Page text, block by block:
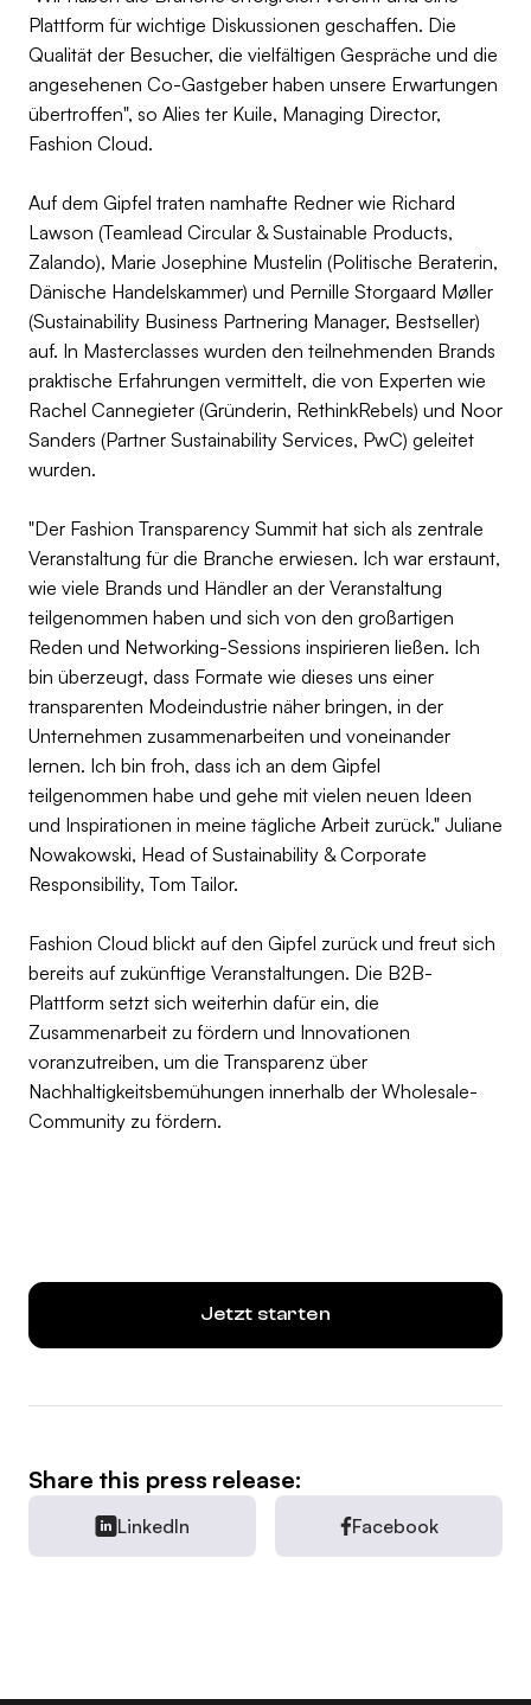
Plattform für wichtige Diskussionen geschaffen. Die
Qualität der Besucher, die vielfältigen Gespräche und die
angesehenen Co-Gastgeber haben unsere Erwartungen
übertroffen", so Alies ter Kuile, Managing Director,
Fashion Cloud.
Auf dem Gipfel traten namhafte Redner wie Richard
Lawson (Teamlead Circular & Sustainable Products,
Zalando), Marie Josephine Mustelin (Politische Beraterin,
Dänische Handelskammer) und Pernille Storgaard Møller
(Sustainability Business Partnering Manager, Bestseller)
auf. In Masterclasses wurden den teilnehmenden Brands
praktische Erfahrungen vermittelt, die von Experten wie
Rachel Cannegieter (Gründerin, RethinkRebels) und Noor
Sanders (Partner Sustainability Services, PwC) geleitet
wurden.
"Der Fashion Transparency Summit hat sich als zentrale
Veranstaltung für die Branche erwiesen. Ich war erstaunt,
wie viele Brands und Händler an der Veranstaltung
teilgenommen haben und sich von den großartigen
Reden und Networking-Sessions inspirieren ließen. Ich
bin überzeugt, dass Formate wie dieses uns einer
transparenten Modeindustrie näher bringen, in der
Unternehmen zusammenarbeiten und voneinander
lernen. Ich bin froh, dass ich an dem Gipfel
teilgenommen habe und gehe mit vielen neuen Ideen
und Inspirationen in meine tägliche Arbeit zurück." Juliane
Nowakowski, Head of Sustainability & Corporate
Responsibility, Tom Tailor.
Fashion Cloud blickt auf den Gipfel zurück und freut sich
bereits auf zukünftige Veranstaltungen. Die B2B-
Plattform setzt sich weiterhin dafür ein, die
Zusammenarbeit zu fördern und Innovationen
voranzutreiben, um die Transparenz über
Nachhaltigkeitsbemühungen innerhalb der Wholesale-
Community zu fördern.
Jetzt starten
Share this press release:
LinkedIn Facebook